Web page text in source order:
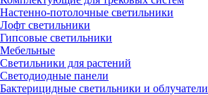
Настенно-потолочные светильники
Лофт светильники
Гипсовые светильники
Мебельные
Светильники для растений
Светодиодные панели
Бактерицидные светильники и облучатели